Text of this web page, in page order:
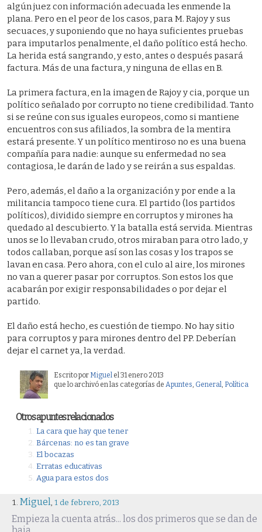
algún juez con información adecuada les enmende la
plana. Pero en el peor de los casos, para M. Rajoy y sus
secuaces, y suponiendo que no haya suficientes pruebas
para imputarlos penalmente, el daño político está hecho.
La herida está sangrando, y esto, antes o después pasará
factura. Más de una factura, y ninguna de ellas en B.
La primera factura, en la imagen de Rajoy y cia, porque un
político señalado por corrupto no tiene credibilidad. Tanto
si se reúne con sus iguales europeos, como si mantiene
encuentros con sus afiliados, la sombra de la mentira
estará presente. Y un político mentiroso no es una buena
compañía para nadie: aunque su enfermedad no sea
contagiosa, le darán de lado y se reirán a sus espaldas.
Pero, además, el daño a la organización y por ende a la
militancia tampoco tiene cura. El partido (los partidos
políticos), dividido siempre en corruptos y mirones ha
quedado al descubierto. Y la batalla está servida. Mientras
unos se lo llevaban crudo, otros miraban para otro lado, y
todos callaban, porque así son las cosas y los trapos se
lavan en casa. Pero ahora, con el culo al aire, los mirones
no van a querer pasar por corruptos. Son estos los que
acabarán por exigir responsabilidades o por dejar el
partido.
El daño está hecho, es cuestión de tiempo. No hay sitio
para corruptos y para mirones dentro del PP. Deberían
dejar el carnet ya, la verdad.
Escrito por Miguel el 31 enero 2013
que lo archivó en las categorías de Apuntes, General, Polí­tica
Otros apuntes relacionados
La cara que hay que tener
Bárcenas: no es tan grave
El bocazas
Erratas educativas
Agua para estos dos
Miguel, 1 de febrero, 2013
Empieza la cuenta atrás... los dos primeros que se dan de